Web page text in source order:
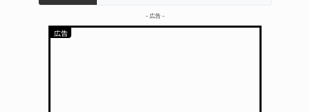
– 広告 –